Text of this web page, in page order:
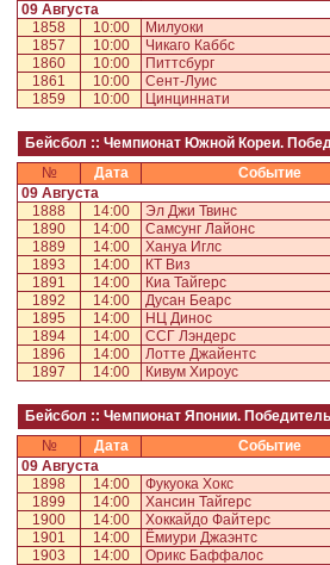
09 Августа
1858
10:00 Милуоки
1857
10:00 Чикаго Каббс
1860
10:00 Питтсбург
1861
10:00 Сент-Луис
1859
10:00 Цинциннати
Бейсбол :: Чемпионат Южной Кореи.
№
Дата Событие
09 Августа
1888
14:00 Эл Джи Твинс
1890
14:00 Самсунг Лайонс
1889
14:00 Хануа Иглс
1893
14:00 КТ Виз
1891
14:00 Киа Тайгерс
1892
14:00 Дусан Беарс
1895
14:00 НЦ Динос
1894
14:00 ССГ Лэндерс
1896
14:00 Лотте Джайентс
1897
14:00 Кивум Хироус
Бейсбол :: Чемпионат Японии. Победитель
№
Дата Событие
09 Августа
1898
14:00 Фукуока Хокс
1899
14:00 Хансин Тайгерс
1900
14:00 Хоккайдо Файтерс
1901
14:00 Ёмиури Джаэнтс
1903
14:00 Орикс Баффалос